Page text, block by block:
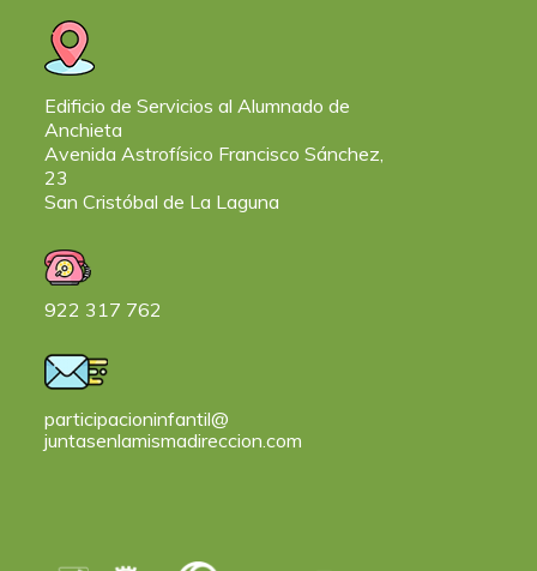
Edificio de Servicios al Alumnado de
Anchieta
Avenida Astrofísico Francisco Sánchez,
23
San Cristóbal de La Laguna
922 317 762
participacioninfantil@
juntasenlamismadireccion.com